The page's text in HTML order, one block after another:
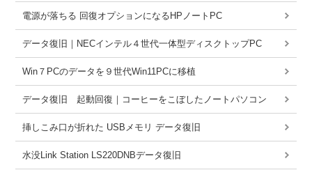
電源が落ちる 回復オプションになるHPノートPC
データ復旧｜NECインテル４世代一体型ディスクトップPC
Win７PCのデータを９世代Win11PCに移植
データ復旧 起動回復｜コーヒーをこぼしたノートパソコン
挿しこみ口が折れた USBメモリ データ復旧
水没Link Station LS220DNBデータ復旧